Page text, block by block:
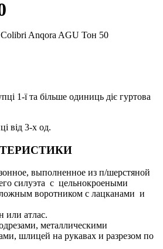
Anqora AGU Тон 50
1-ї та більше одиниць діє гуртова
від 3-х од.
выполненное из п/шерстяной
силуэта с цельнокроеными
воротником с лацканами и
или атлас.
металлическими
шлицей на рукавах и разрезом по